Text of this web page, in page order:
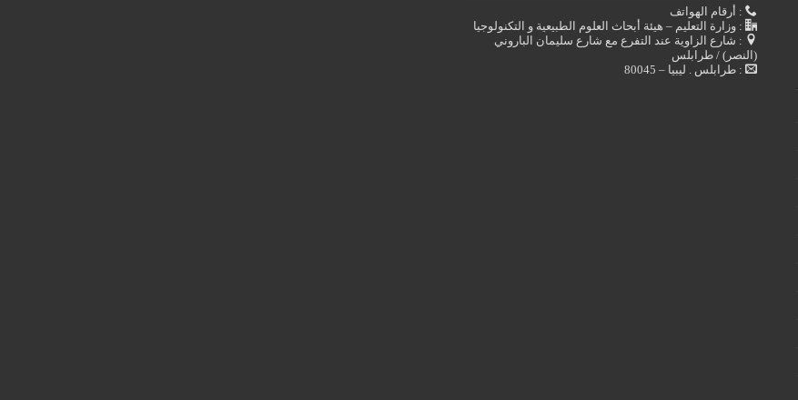
: أرقام الهواتف
: وزارة التعليم – هيئة أبحاث العلوم الطبيعية و التكنولوجيا
: شارع الزاوية عند التفرع مع شارع سليمان الباروني
(النصر) / طرابلس
: طرابلس . ليبيا – 80045